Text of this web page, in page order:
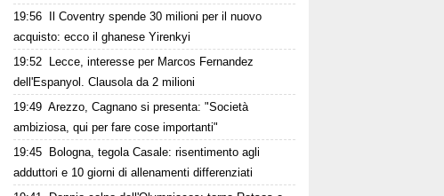
19:56
Il Coventry spende 30 milioni per il nuovo
acquisto: ecco il ghanese Yirenkyi
19:52
Lecce, interesse per Marcos Fernandez
dell'Espanyol. Clausola da 2 milioni
19:49 Arezzo, Cagnano si presenta: "Società
ambiziosa, qui per fare cose importanti"
19:45
Bologna, tegola Casale: risentimento agli
adduttori e 10 giorni di allenamenti differenziati